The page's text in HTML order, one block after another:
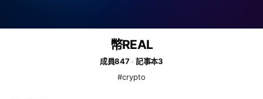
幣REAL
成員847
記事本3
#crypto